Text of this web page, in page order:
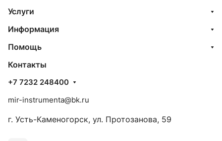
Услуги
Информация
Помощь
Контакты
+7 7232 248400
mir-instrumenta@bk.ru
г. Усть-Каменогорск, ул. Протозанова, 59